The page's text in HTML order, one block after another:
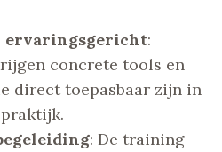
ervaringsgericht:
concrete tools en
direct toepasbaar zijn in
: De training